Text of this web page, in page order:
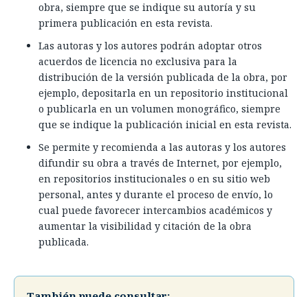
obra, siempre que se indique su autoría y su
primera publicación en esta revista.
Las autoras y los autores podrán adoptar otros
acuerdos de licencia no exclusiva para la
distribución de la versión publicada de la obra, por
ejemplo, depositarla en un repositorio institucional
o publicarla en un volumen monográfico, siempre
que se indique la publicación inicial en esta revista.
Se permite y recomienda a las autoras y los autores
difundir su obra a través de Internet, por ejemplo,
en repositorios institucionales o en su sitio web
personal, antes y durante el proceso de envío, lo
cual puede favorecer intercambios académicos y
aumentar la visibilidad y citación de la obra
publicada.